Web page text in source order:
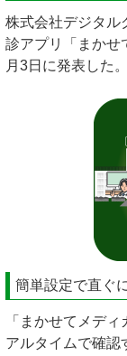
株式会社デジタル
診アプリ「まかせ
月3日に発表した
簡単設定で直ぐ
「まかせてメデ
アルタイムで確認